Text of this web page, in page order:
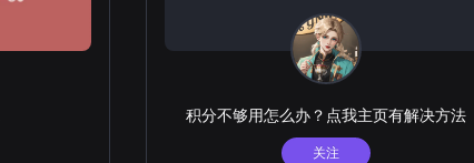
积分不够用怎么办？点我主页有解决方法
关注